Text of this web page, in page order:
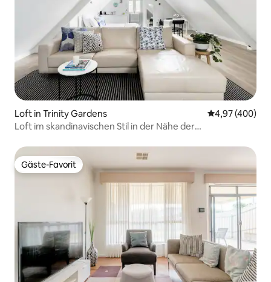
Loft in Trinity Gardens
4,97 (400)
Loft im skandinavischen Stil in der Nähe der
Gäste-Favorit
Gäste-Favorit